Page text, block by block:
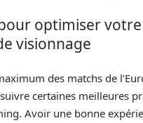
optimiser votre
visionnage
des matchs de
certaines meilleures
Avoir une bonne